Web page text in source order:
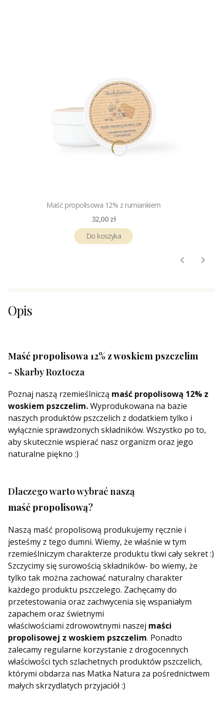
Maść propolisowa 12% z rumiankiem
Cena
32,00 zł
Do koszyka
Opis
Maść propolisowa 12% z woskiem pszczelim
- Skarby Roztocza
Poznaj naszą rzemieślniczą maść propolisową 12% z
woskiem pszczelim.Wyprodukowana na bazie
naszych produktów pszczelich z dodatkiem tylko i
wyłącznie sprawdzonych składników. Wszystko po to,
aby skutecznie wspierać nasz organizm oraz jego
naturalne piękno :)
Dlaczego warto wybrać naszą
maść propolisową?
Naszą maść propolisową produkujemy ręcznie i
jesteśmy z tego dumni. Wiemy, że właśnie w tym
rzemieślniczym charakterze produktu tkwi cały sekret :)
Szczycimy się surowością składników- bo wiemy, że
tylko tak można zachować naturalny charakter
każdego produktu pszczelego. Zachęcamy do
przetestowania oraz zachwycenia się wspaniałym
zapachem oraz świetnymi
właściwościami zdrowowtnymi naszej maści
propolisowej z woskiem pszczelim. Ponadto
zalecamy regularne korzystanie z drogocennych
właściwości tych szlachetnych produktów pszczelich,
którymi obdarza nas Matka Natura za pośrednictwem
małych skrzydlatych przyjaciół :)